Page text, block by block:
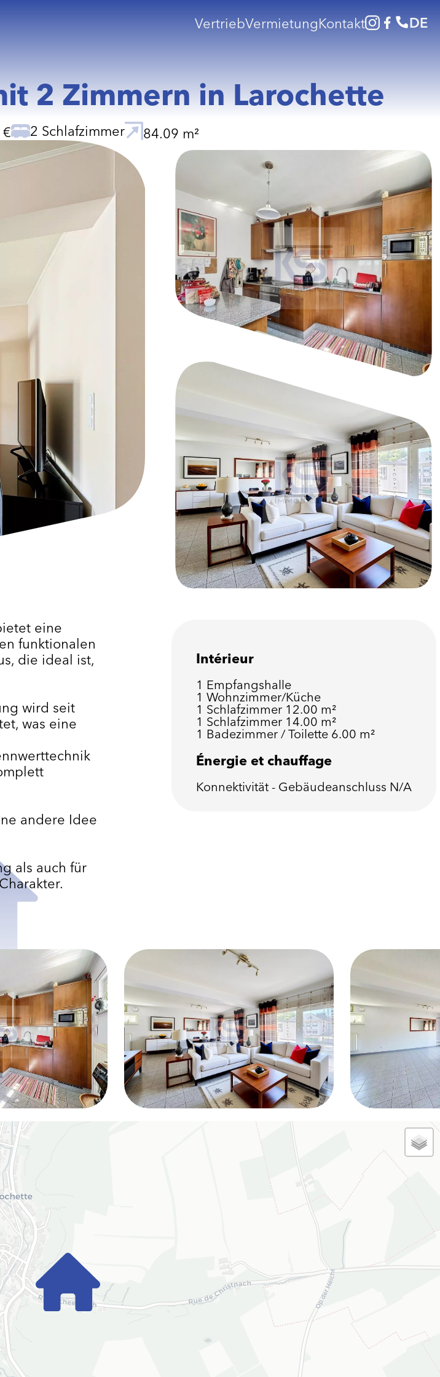
DE
VertriebVermietungKontakt
2 Zimmern in Larochette
2 Schlafzimmer 84.09 m²
eine
funktionalen
die ideal ist,
wird seit
was eine
andere Idee
als auch für
Intérieur
1 Empfangshalle
1 Wohnzimmer/Küche
1 Schlafzimmer 12.00 m²
1 Schlafzimmer 14.00 m²
1 Badezimmer / Toilette 6.00 m²
Énergie et chauffage
Konnektivität - Gebäudeanschluss N/A